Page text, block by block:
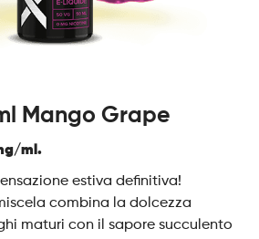
Mango Grape
ml.
estiva definitiva!
combina la dolcezza
maturi con il sapore succulento